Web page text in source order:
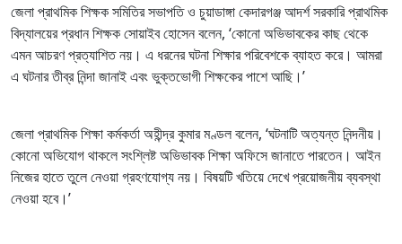
জেলা প্রাথমিক শিক্ষক সমিতির সভাপতি ও চুয়াডাঙ্গা কেদারগঞ্জ আদর্শ সরকারি প্রাথমিক
বিদ্যালয়ের প্রধান শিক্ষক সোয়াইব হোসেন বলেন, ‘কোনো অভিভাবকের কাছ থেকে
এমন আচরণ প্রত্যাশিত নয়। এ ধরনের ঘটনা শিক্ষার পরিবেশকে ব্যাহত করে। আমরা
এ ঘটনার তীব্র নিন্দা জানাই এবং ভুক্তভোগী শিক্ষকের পাশে আছি।’
জেলা প্রাথমিক শিক্ষা কর্মকর্তা অহীন্দ্র কুমার মণ্ডল বলেন, ‘ঘটনাটি অত্যন্ত নিন্দনীয়।
কোনো অভিযোগ থাকলে সংশ্লিষ্ট অভিভাবক শিক্ষা অফিসে জানাতে পারতেন। আইন
নিজের হাতে তুলে নেওয়া গ্রহণযোগ্য নয়। বিষয়টি খতিয়ে দেখে প্রয়োজনীয় ব্যবস্থা
নেওয়া হবে।’